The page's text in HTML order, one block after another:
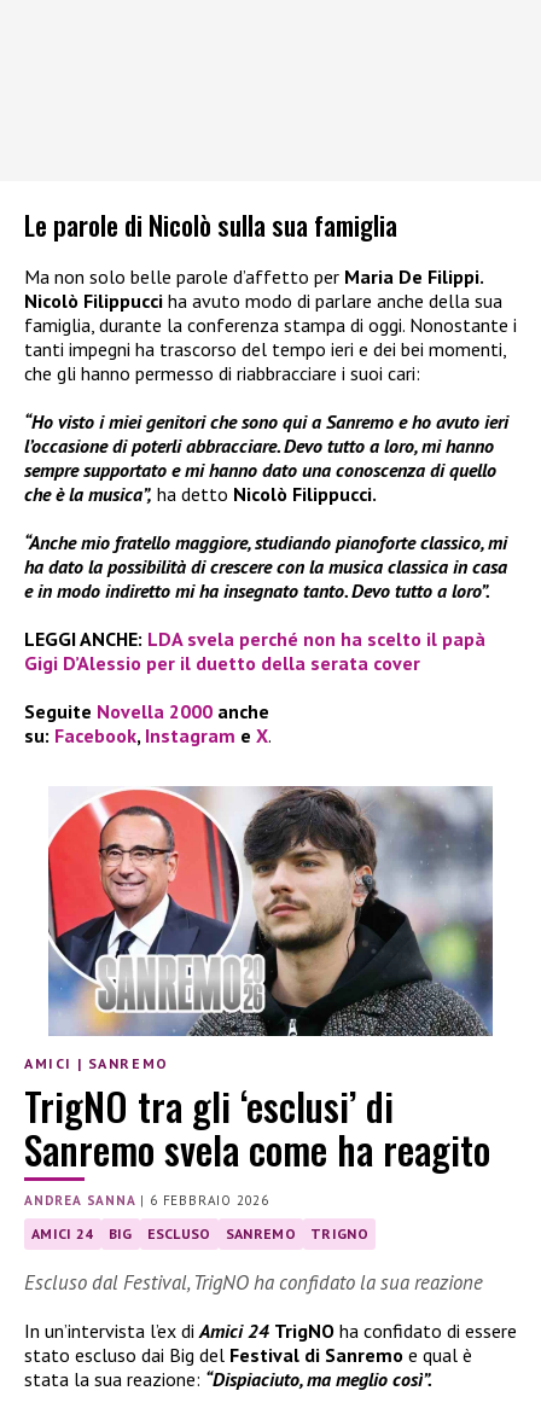
Le parole di Nicolò sulla sua famiglia
Ma non solo belle parole d’affetto per Maria De Filippi.
Nicolò Filippucci ha avuto modo di parlare anche della sua
famiglia, durante la conferenza stampa di oggi. Nonostante i
tanti impegni ha trascorso del tempo ieri e dei bei momenti,
che gli hanno permesso di riabbracciare i suoi cari:
“Ho visto i miei genitori che sono qui a Sanremo e ho avuto ieri
l’occasione di poterli abbracciare. Devo tutto a loro, mi hanno
sempre supportato e mi hanno dato una conoscenza di quello
che è la musica”, ha detto Nicolò Filippucci.
“Anche mio fratello maggiore, studiando pianoforte classico, mi
ha dato la possibilità di crescere con la musica classica in casa
e in modo indiretto mi ha insegnato tanto. Devo tutto a loro”.
LEGGI ANCHE: LDA svela perché non ha scelto il papà
Gigi D’Alessio per il duetto della serata cover
Seguite Novella 2000 anche
su: Facebook, Instagram e X.
AMICI | SANREMO
TrigNO tra gli ‘esclusi’ di
Sanremo svela come ha reagito
ANDREA SANNA | 6 FEBBRAIO 2026
AMICI 24 BIG ESCLUSO SANREMO TRIGNO
Escluso dal Festival, TrigNO ha confidato la sua reazione
In un’intervista l’ex di Amici 24 TrigNO ha confidato di essere
stato escluso dai Big del Festival di Sanremo e qual è
stata la sua reazione: “Dispiaciuto, ma meglio così”.